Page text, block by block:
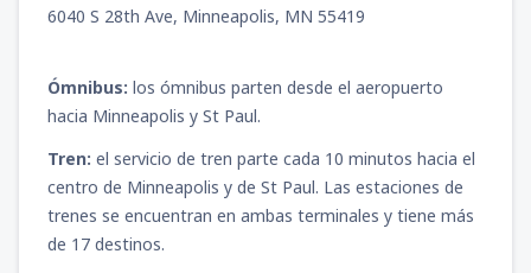
6040 S 28th Ave, Minneapolis, MN 55419
Ómnibus: los ómnibus parten desde el aeropuerto
hacia Minneapolis y St Paul.
Tren: el servicio de tren parte cada 10 minutos hacia el
centro de Minneapolis y de St Paul. Las estaciones de
trenes se encuentran en ambas terminales y tiene más
de 17 destinos.